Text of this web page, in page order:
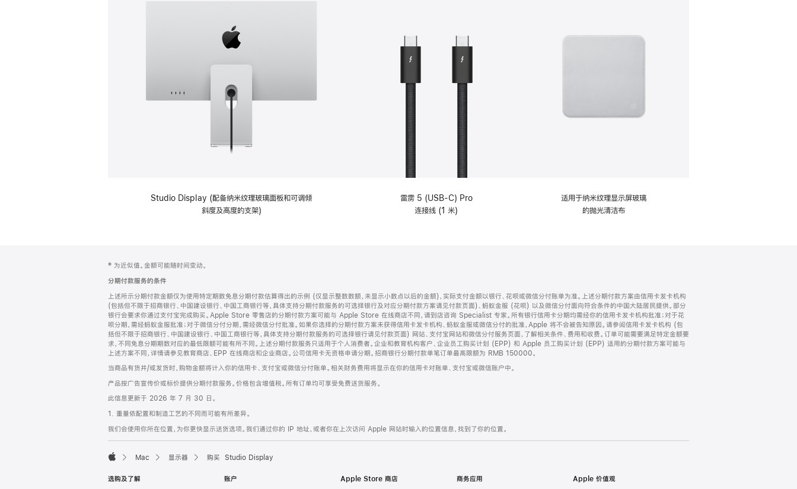
Studio Display (配备纳米纹理玻璃面板和可调倾
斜度及高度的支架)
雷雳 5 (USB-C) Pro
连接线 (1 米)
适用于纳米纹理显示屏玻璃
的抛光清洁布
页
脚
注
‡ 为近似值。金额可能随时间变动。
分期付款服务的条件
上述所示分期付款金额仅为使用特定期数免息分期付款估算得出的示例 (仅显示整数数额，未显示小数点以后的金额)，实际支付金额以银行、花呗或微信分付账单为准。上述分期付款方案由信用卡发卡机构
(包括但不限于招商银行、中国建设银行、中国工商银行等，具体支持分期付款服务的可选择银行及对应分期付款方案请见付款页面)、蚂蚁金服 (花呗) 以及微信分付面向符合条件的中国大陆居民提供。部分
银行会要求你通过支付宝完成购买。Apple Store 零售店的分期付款方案可能与 Apple Store 在线商店不同，请到店咨询 Specialist 专家。所有银行信用卡分期均需经你的信用卡发卡机构批准；对于花
呗分期，需经蚂蚁金服批准；对于微信分付分期，需经微信分付批准。如果你选择的分期付款方案未获得信用卡发卡机构、蚂蚁金服或微信分付的批准，Apple 将不会被告知原因。请参阅信用卡发卡机构 (包
括但不限于招商银行、中国建设银行、中国工商银行等，具体支持分期付款服务的可选择银行请见付款页面) 网站、支付宝网站和微信分付服务页面，了解相关条件、费用和收费。订单可能需要满足特定金额要
求，不同免息分期期数对应的最低限额可能有所不同。上述分期付款服务只适用于个人消费者。企业和教育机构客户、企业员工购买计划 (EPP) 和 Apple 员工购买计划 (EPP) 适用的分期付款方案可能与
上述方案不同，详情请参见教育商店、EPP 在线商店和企业商店。公司信用卡无资格申请分期。招商银行分期付款单笔订单最高限额为 RMB 150000。
当商品有货并/或发货时，购物金额将计入你的信用卡、支付宝或微信分付账单。相关财务费用将显示在你的信用卡对账单、支付宝或微信账户中。
产品按广告宣传价或标价提供分期付款服务。价格包含增值税。所有订单均可享受免费送货服务。
此信息更新于 2026 年 7 月 30 日。
1. 重量依配置和制造工艺的不同而可能有所差异。
我们会使用你所在位置，为你更快显示送货选项。我们通过你的 IP 地址，或者你在上次访问 Apple 网站时输入的位置信息，找到了你的位置。
Mac 显示器 购买 Studio Display
选购及了解 账户 Apple Store 商店 商务应用 Apple 价值观